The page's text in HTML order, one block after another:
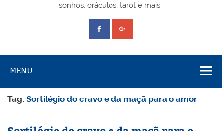
sonhos, oráculos, tarot e mais…
MENU
Tag:Sortilégio do cravo e da maçã para o amor